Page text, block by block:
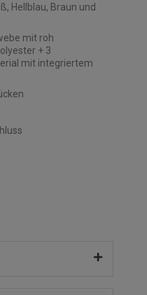
Hellblau, Braun und
mit roh
+ 3
mit integriertem